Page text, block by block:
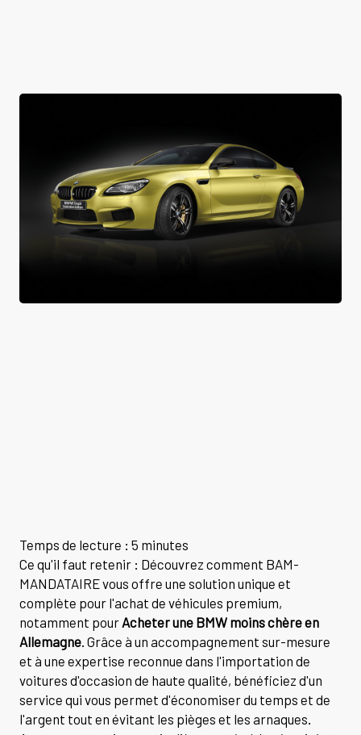
Temps de lecture : 5 minutes
Ce qu'il faut retenir : Découvrez comment BAM-
MANDATAIRE vous offre une solution unique et
complète pour l'achat de véhicules premium,
notamment pour Acheter une BMW moins chère en
Allemagne. Grâce à un accompagnement sur-mesure
et à une expertise reconnue dans l'importation de
voitures d'occasion de haute qualité, bénéficiez d'un
service qui vous permet d'économiser du temps et de
l'argent tout en évitant les pièges et les arnaques.